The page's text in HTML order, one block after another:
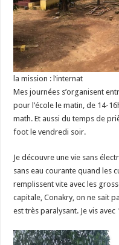
la mission : l’internat
Mes journées s’organisent
pour l’école le matin, de 14-
math. Et aussi du temps de
foot le vendredi soir.
Je découvre une vie sans
sans eau courante quand les
remplissent vite avec les
capitale, Conakry, on ne sait
est très paralysant. Je vis